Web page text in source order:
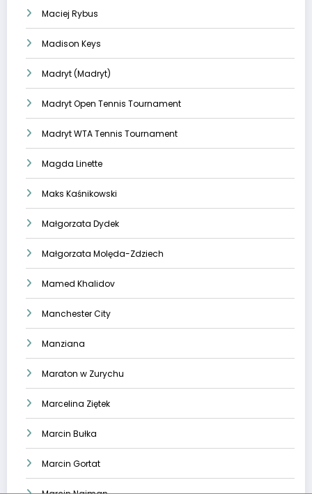
Maciej Rybus
Madison Keys
Madryt (Madryt)
Madryt Open Tennis Tournament
Madryt WTA Tennis Tournament
Magda Linette
Maks Kaśnikowski
Małgorzata Dydek
Małgorzata Molęda-Zdziech
Mamed Khalidov
Manchester City
Manziana
Maraton w Zurychu
Marcelina Ziętek
Marcin Bułka
Marcin Gortat